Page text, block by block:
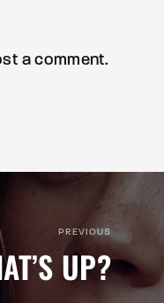
a comment.
PREVIOUS
UP?